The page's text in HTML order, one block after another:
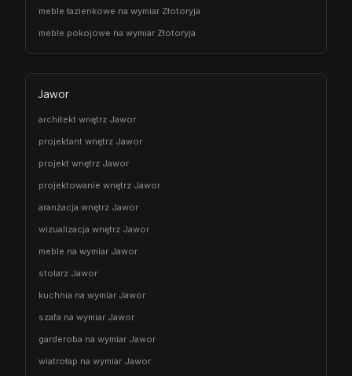
meble łazienkowe na wymiar Złotoryja
meble pokojowe na wymiar Złotoryja
Jawor
architekt wnętrz Jawor
projektant wnętrz Jawor
projekt wnętrz Jawor
projektowanie wnętrz Jawor
aranżacja wnętrz Jawor
wizualizacja wnętrz Jawor
meble na wymiar Jawor
stolarz Jawor
kuchnia na wymiar Jawor
szafa na wymiar Jawor
garderoba na wymiar Jawor
wiatrołap na wymiar Jawor